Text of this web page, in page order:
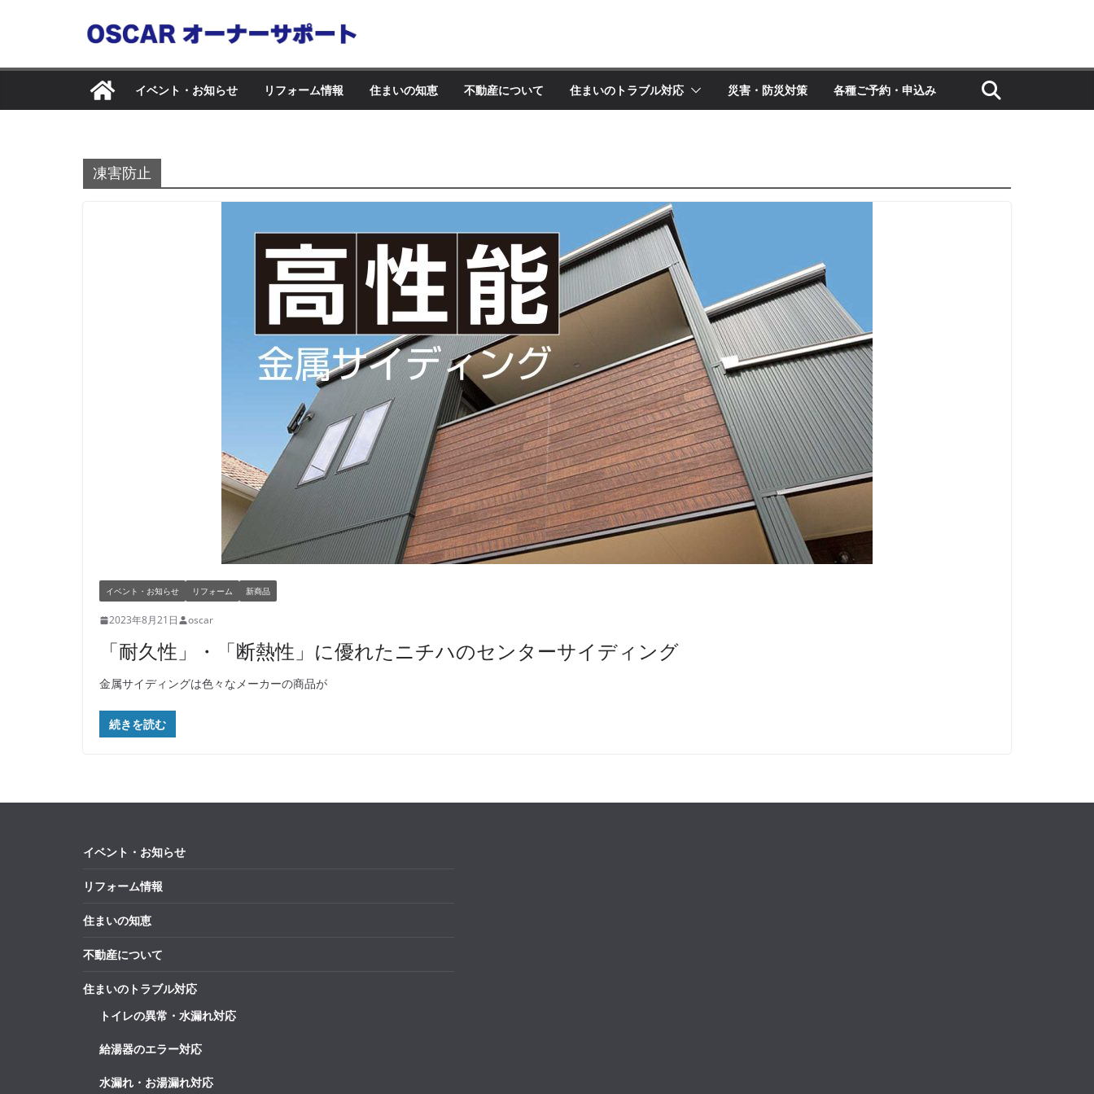
イベント・お知らせ リフォーム情報 住まいの知恵 不動産について 住まいのトラブル対応 災害・防災対策 各種ご予約・申込み
凍害防止
イベント・お知らせ リフォーム 新商品
2023年8月21日 oscar
「耐久性」・「断熱性」に優れたニチハのセンターサイディング
金属サイディングは色々なメーカーの商品が
続きを読む
イベント・お知らせ
リフォーム情報
住まいの知恵
不動産について
住まいのトラブル対応
トイレの異常・水漏れ対応
給湯器のエラー対応
水漏れ・お湯漏れ対応